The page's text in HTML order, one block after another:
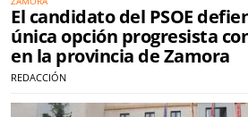
El candidato del PSOE
única opción progresista
en la provincia de Zamora
REDACCIÓN